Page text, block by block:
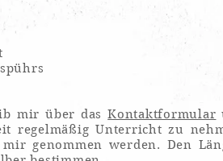
mir über dasKontaktformular
regelmäßig Unterricht zu
genommen werden. Den